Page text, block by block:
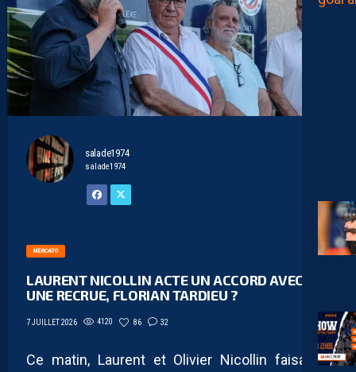
salade1974
salade1974
MERCATO
LAURENT NICOLLIN ACTE UN ACCORD AVEC
UNE RECRUE, FLORIAN TARDIEU ?
7 JUILLET 2026 4120 86 32
Ce matin, Laurent et Olivier Nicollin faisaient